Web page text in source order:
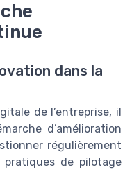
dans la
de l’entreprise, il
d’amélioration
régulièrement
de pilotage